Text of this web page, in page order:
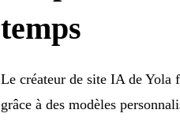
temps
Le créateur de site IA de Yola
grâce à des modèles